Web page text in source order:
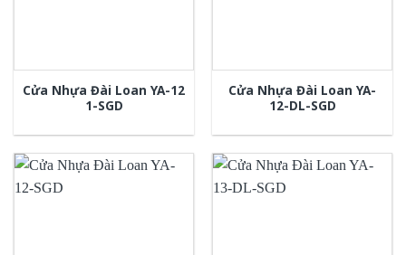
Cửa Nhựa Đài Loan YA-12
1-SGD
Cửa Nhựa Đài Loan YA-
12-DL-SGD